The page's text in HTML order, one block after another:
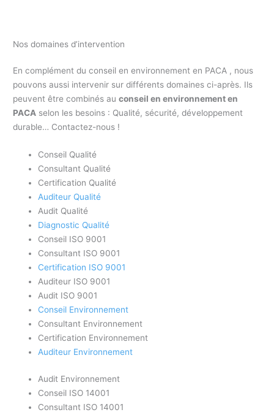
Nos domaines d’intervention
En complément du conseil en environnement en PACA , nous
pouvons aussi intervenir sur différents domaines ci-après. Ils
peuvent être combinés auconseil en environnement en
PACA selon les besoins : Qualité, sécurité, développement
durable… Contactez-nous !
Conseil Qualité
Consultant Qualité
Certification Qualité
Auditeur Qualité
Audit Qualité
Diagnostic Qualité
Conseil ISO 9001
Consultant ISO 9001
Certification ISO 9001
Auditeur ISO 9001
Audit ISO 9001
Conseil Environnement
Consultant Environnement
Certification Environnement
Auditeur Environnement
Audit Environnement
Conseil ISO 14001
Consultant ISO 14001